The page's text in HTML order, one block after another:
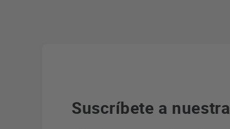
Suscríbete a nuestra